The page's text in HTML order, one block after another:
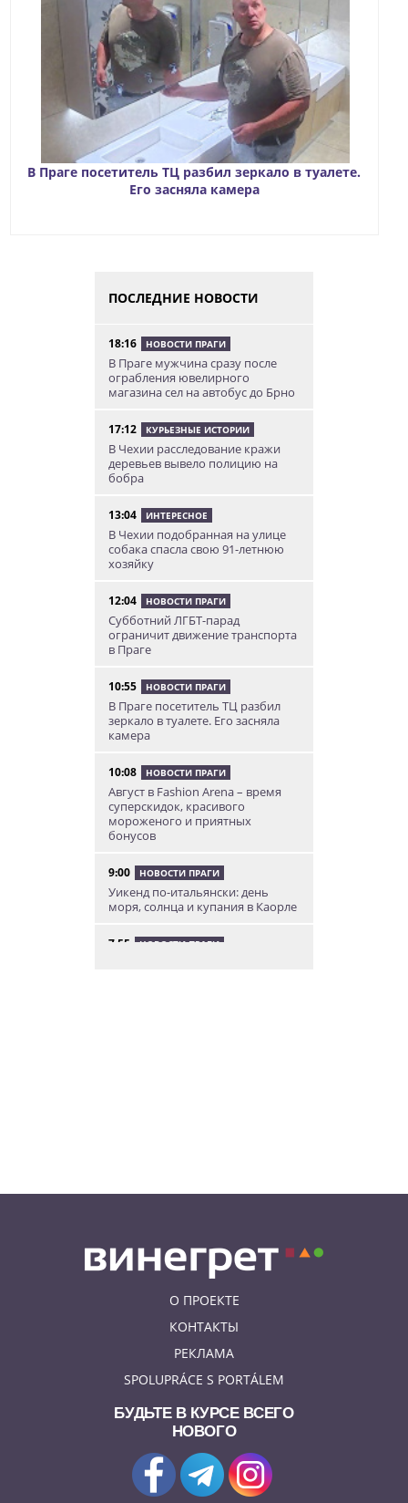
В Праге посетитель ТЦ разбил зеркало в туалете.
Его засняла камера
ПОСЛЕДНИЕ НОВОСТИ
18:16 НОВОСТИ ПРАГИ
В Праге мужчина сразу после
ограбления ювелирного
магазина сел на автобус до Брно
17:12 КУРЬЕЗНЫЕ ИСТОРИИ
В Чехии расследование кражи
деревьев вывело полицию на
бобра
13:04 ИНТЕРЕСНОЕ
В Чехии подобранная на улице
собака спасла свою 91-летнюю
хозяйку
12:04 НОВОСТИ ПРАГИ
Субботний ЛГБТ-парад
ограничит движение транспорта
в Праге
10:55 НОВОСТИ ПРАГИ
В Праге посетитель ТЦ разбил
зеркало в туалете. Его засняла
камера
10:08 НОВОСТИ ПРАГИ
Август в Fashion Arena – время
суперскидок, красивого
мороженого и приятных
бонусов
9:00 НОВОСТИ ПРАГИ
Уикенд по-итальянски: день
моря, солнца и купания в Каорле
7:55 НОВОСТИ ПРАГИ
О ПРОЕКТЕ
КОНТАКТЫ
РЕКЛАМА
SPOLUPRÁCE S PORTÁLEM
БУДЬТЕ В КУРСЕ ВСЕГО
НОВОГО